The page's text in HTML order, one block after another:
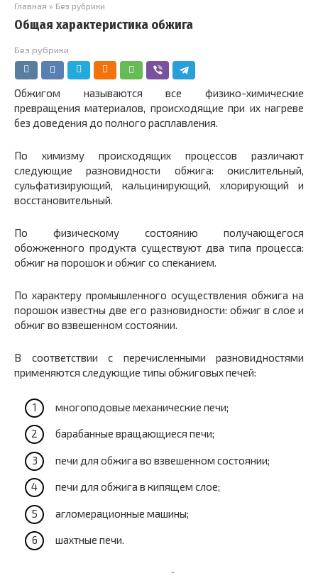
Главная » Без рубрики
Общая характеристика обжига
Без рубрики
Обжигом называются все физико-химические
превращения материалов, происходящие при их нагреве
без доведения до полного расплавления.
По химизму происходящих процессов различают
следующие разновидности обжига: окислительный,
сульфатизирующий, кальцинирующий, хлорирующий и
восстановительный.
По физическому состоянию получающегося
обожженного продукта существуют два типа процесса:
обжиг на порошок и обжиг со спеканием.
По характеру промышленного осуществления обжига на
порошок известны две его разновидности: обжиг в слое и
обжиг во взвешенном состоянии.
В соответствии с перечисленными разновидностями
применяются следующие типы обжиговых печей:
многоподовые механические печи;
барабанные враща­ющиеся печи;
печи для обжига во взвешенном состоянии;
печи для обжига в кипящем слое;
агломерационные машины;
шахтные печи.